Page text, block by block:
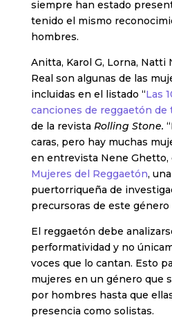
siempre han estado
tenido el mismo
hombres.
Anitta, Karol G, Lorna, Natti
Real son algunas de las
incluidas en el listado “Las
canciones de reggaetón de
de la revista Rolling Stone.
caras, pero hay muchas
en entrevista Nene Ghetto,
Mujeres del Reggaetón,
puertorriqueña de
precursoras de este género
El reggaetón debe
performatividad y no
voces que lo cantan. Esto
mujeres en un género que
por hombres hasta que
presencia como solistas.